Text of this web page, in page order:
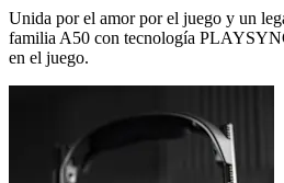
Unida por el amor por el juego y un
familia A50 con tecnología
en el juego.